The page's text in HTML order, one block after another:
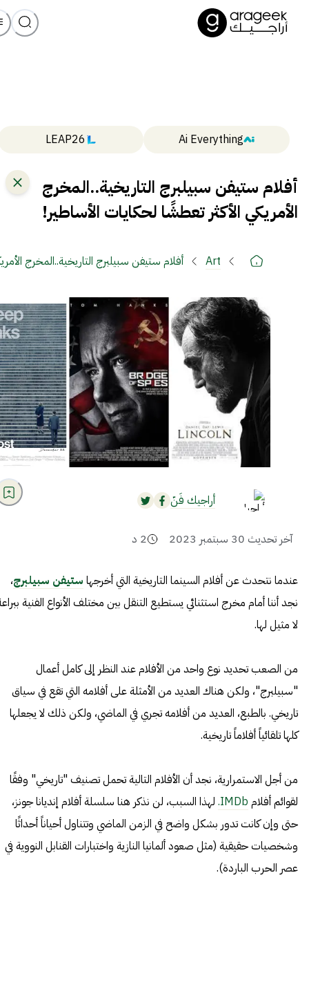
Ai Everything
LEAP26
أفلام ستيفن سبيلبرج التاريخية..المخرج
الأمريكي الأكثر تعطشًا لحكايات الأساطير!
Art أفلام ستيفن سبيلبرج التاريخية..المخرج
أراجيك فَنّ
آخر تحديث 30 سبتمبر 2023 2 د
عندما نتحدث عن أفلام السينما التاريخية التي أخرجها ستيفن سبيلبرج،
نجد أننا أمام مخرج استثنائي يستطيع التنقل بين مختلف الأنواع الفنية
لا مثيل لها.
من الصعب تحديد نوع واحد من الأفلام عند النظر إلى كامل أعمال
"سبيلبرج"، ولكن هناك العديد من الأمثلة على أفلامه التي تقع في سياق
تاريخي. بالطبع، العديد من أفلامه تجري في الماضي، ولكن ذلك لا يجعلها
كلها تلقائياً أفلاماً تاريخية.
من أجل الاستمرارية، نجد أن الأفلام التالية تحمل تصنيف "تاريخي" وفقًا
لقوائم أفلام IMDb. لهذا السبب، لن نذكر هنا سلسلة أفلام إنديانا جونز،
حتى وإن كانت تدور بشكل واضح في الزمن الماضي وتتناول أحياناً أحداثًا
وشخصيات حقيقية (مثل صعود ألمانيا النازية واختبارات القنابل النووية في
عصر الحرب الباردة).